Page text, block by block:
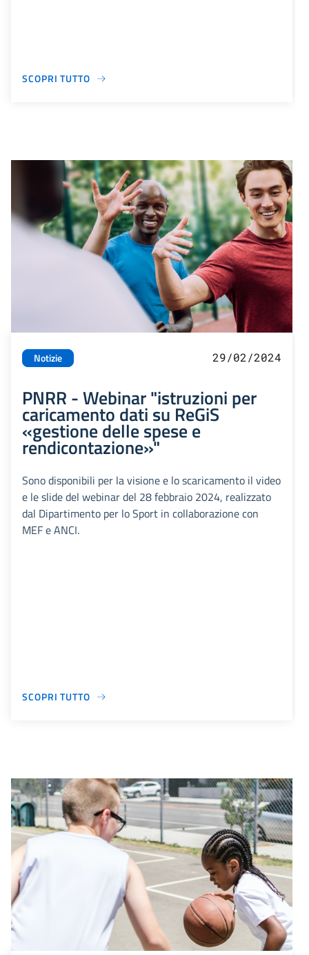
SCOPRI TUTTO
Notizie 29/02/2024
PNRR - Webinar "istruzioni per
caricamento dati su ReGiS
«gestione delle spese e
rendicontazione»"
Sono disponibili per la visione e lo scaricamento il video
e le slide del webinar del 28 febbraio 2024, realizzato
dal Dipartimento per lo Sport in collaborazione con
MEF e ANCI.
SCOPRI TUTTO